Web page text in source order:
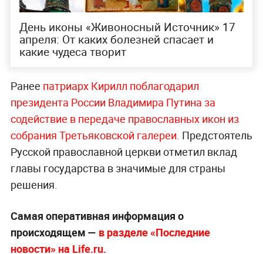
День иконы «Живоносный Источник» 17
апреля: От каких болезней спасает и
какие чудеса творит
Ранее патриарх Кирилл поблагодарил
президента России Владимира Путина за
содействие в передаче православных икон из
собрания Третьяковской галереи. Предстоятель
Русской православной церкви отметил вклад
главы государства в значимые для страны
решения.
Самая оперативная информация о
происходящем — в разделе «Последние
новости» на Life.ru.